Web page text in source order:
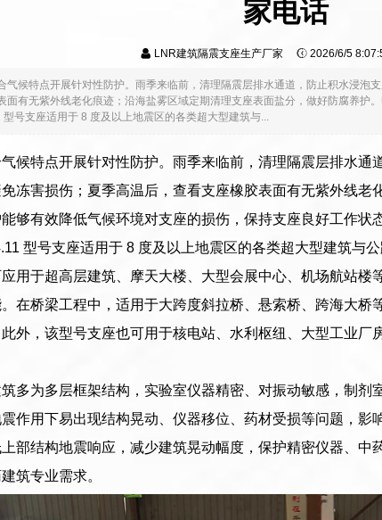
家电话
LNR建筑隔震支座生产厂家 2026/6/5
气候特点开展针对性防护。雨季来临前，清理隔震层排水通道，防止积水浸泡
面有无紫外线老化痕迹；沿海盐雾区域定期清理支座表面盐分，做好防腐养护
号支座适用于 8 度及以上地震区的各类超大型建筑与...
候特点开展针对性防护。雨季来临前，清理隔震层排水
冻害损伤；夏季高温后，查看支座橡胶表面有无紫外线
够有效降低气候环境对支座的损伤，保持支座良好工作状态
型号支座适用于 8 度及以上地震区的各类超大型建筑与
用于超高层建筑、摩天大楼、大型会展中心、机场航站楼
在桥梁工程中，适用于大跨度斜拉桥、悬索桥、跨海大
外，该型号支座也可用于核电站、水利枢纽、大型工业
多为多层框架结构，实验室仪器精密、对振动敏感，制
作用下易出现结构晃动、仪器移位、药材受损等问题，影
部结构地震响应，减少建筑晃动幅度，保护精密仪器、
筑专业需求。